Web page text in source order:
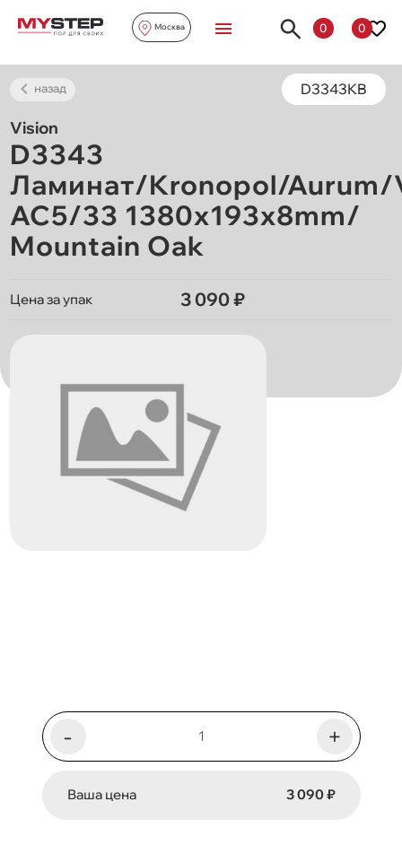
Москва 0 0
назад D3343KB
Vision
D3343
Ламинат/Kronopol/Aurum/
AC5/33 1380х193х8mm/
Mountain Oak
Цена за упак 3 090 ₽
- +
Ваша цена 3 090 ₽